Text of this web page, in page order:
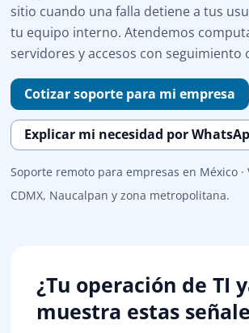
sitio cuando una falla detiene a tus
tu equipo interno. Atendemos
servidores y accesos con seguimiento
Cotizar soporte para mi empresa
Explicar mi necesidad por
Soporte remoto para empresas en México
CDMX, Naucalpan y zona metropolitana.
¿Tu operación de TI
muestra estas